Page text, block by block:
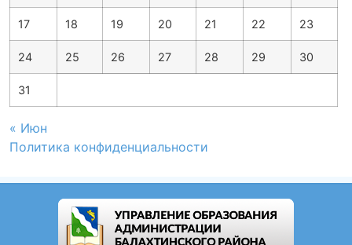
17 18 19 20 21 22 23
24 25 26 27 28 29 30
31
« Июн
Политика конфиденциальности